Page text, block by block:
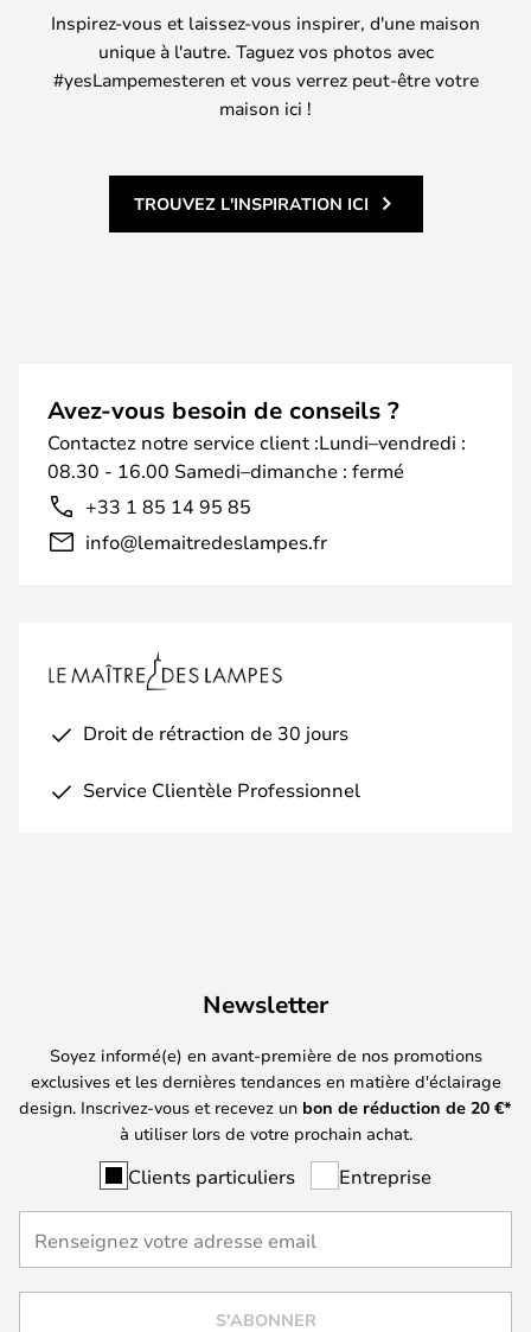
Inspirez-vous et laissez-vous inspirer, d'une maison
unique à l'autre. Taguez vos photos avec
#yesLampemesteren et vous verrez peut-être votre
maison ici !
TROUVEZ L'INSPIRATION ICI
Avez-vous besoin de conseils ?
Contactez notre service client :Lundi–vendredi :
08.30 - 16.00 Samedi–dimanche : fermé
+33 1 85 14 95 85
info@lemaitredeslampes.fr
Droit de rétraction de 30 jours
Service Clientèle Professionnel
Newsletter
Soyez informé(e) en avant-première de nos promotions
exclusives et les dernières tendances en matière d'éclairage
design. Inscrivez-vous et recevez un bon de réduction de 20 €*
à utiliser lors de votre prochain achat.
Clients particuliers Entreprise
S'ABONNER